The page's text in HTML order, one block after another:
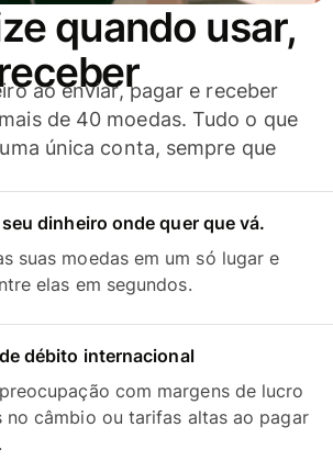
quando usar,
ao enviar, pagar e receber
de 40 moedas. Tudo o que
única conta, sempre que
dinheiro onde quer que vá.
suas moedas em um só lugar e
elas em segundos.
débito internacional
com margens de lucro
no câmbio ou tarifas altas ao pagar